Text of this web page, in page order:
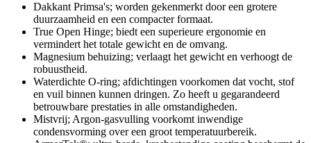
Dakkant Primsa's; worden gekenmerkt door een grotere
duurzaamheid en een compacter formaat.
True Open Hinge; biedt een superieure ergonomie en
vermindert het totale gewicht en de omvang.
Magnesium behuizing; verlaagt het gewicht en verhoogt de
robuustheid.
Waterdichte O-ring; afdichtingen voorkomen dat vocht, stof
en vuil binnen kunnen dringen. Zo heeft u gegarandeerd
betrouwbare prestaties in alle omstandigheden.
Mistvrij; Argon-gasvulling voorkomt inwendige
condensvorming over een groot temperatuurbereik.